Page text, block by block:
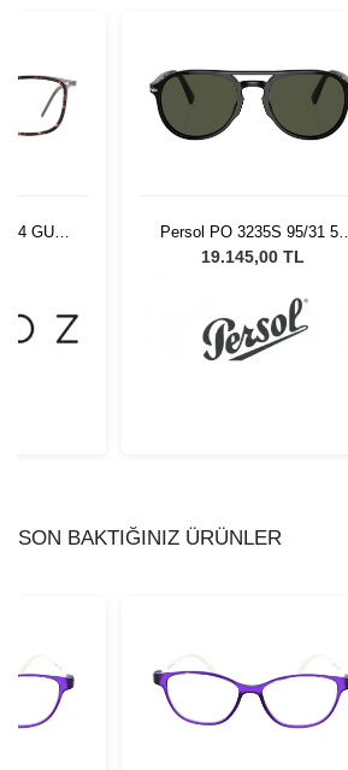
GUN-
Persol PO 3235S 95/31 55
Unisex Güneş Gözlüğü
19.145,00 TL
SON BAKTIĞINIZ ÜRÜNLER